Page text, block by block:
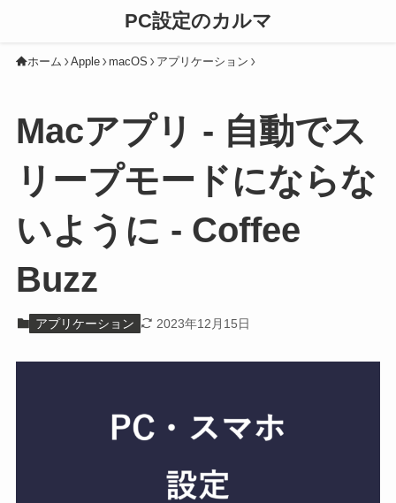
PC設定のカルマ
ホーム Apple macOS アプリケーション
Macアプリ - 自動でス
リープモードにならな
いように - Coffee
Buzz
アプリケーション 2023年12月15日